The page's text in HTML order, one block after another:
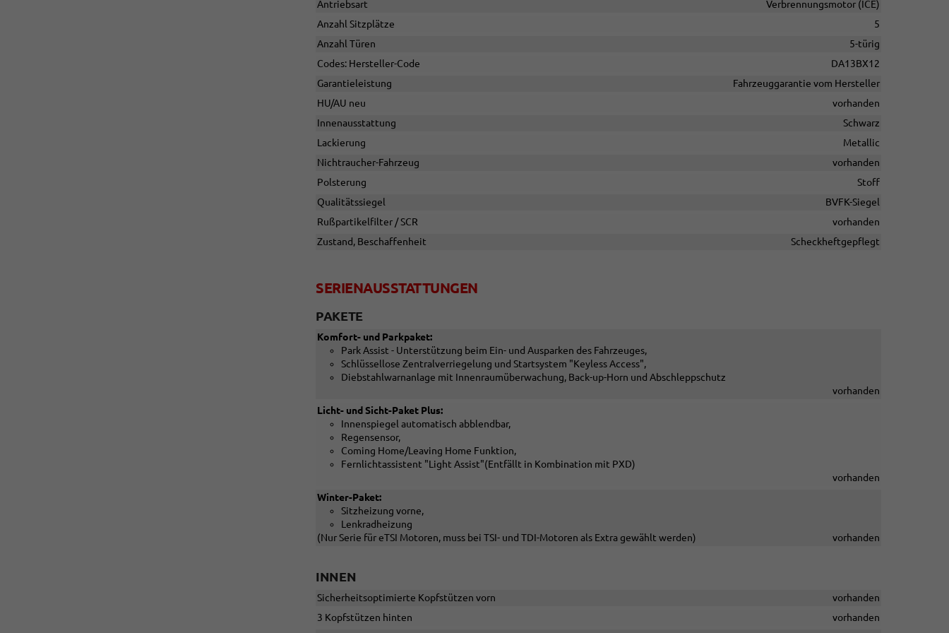
Antriebsart
Verbrennungsmotor (ICE)
Anzahl Sitzplätze
5
Anzahl Türen
5-türig
Codes: Hersteller-Code
DA13BX12
Garantieleistung
Fahrzeuggarantie vom Hersteller
HU/AU neu
vorhanden
Innenausstattung
Schwarz
Lackierung
Metallic
Nichtraucher-Fahrzeug
vorhanden
Polsterung
Stoff
Qualitätssiegel
BVFK-Siegel
Rußpartikelfilter / SCR
vorhanden
Zustand, Beschaffenheit
Scheckheftgepflegt
SERIENAUSSTATTUNGEN
PAKETE
Komfort- und Parkpaket:
Park Assist - Unterstützung beim Ein- und Ausparken des Fahrzeuges,
Schlüssellose Zentralverriegelung und Startsystem "Keyless Access",
Diebstahlwarnanlage mit Innenraumüberwachung, Back-up-Horn und Abschleppschutz
vorhanden
Licht- und Sicht-Paket Plus:
Innenspiegel automatisch abblendbar,
Regensensor,
Coming Home/Leaving Home Funktion,
Fernlichtassistent "Light Assist"(Entfällt in Kombination mit PXD)
vorhanden
Winter-Paket:
Sitzheizung vorne,
Lenkradheizung
(Nur Serie für eTSI Motoren, muss bei TSI- und TDI-Motoren als Extra gewählt werden)
vorhanden
INNEN
Sicherheitsoptimierte Kopfstützen vorn
vorhanden
3 Kopfstützen hinten
vorhanden